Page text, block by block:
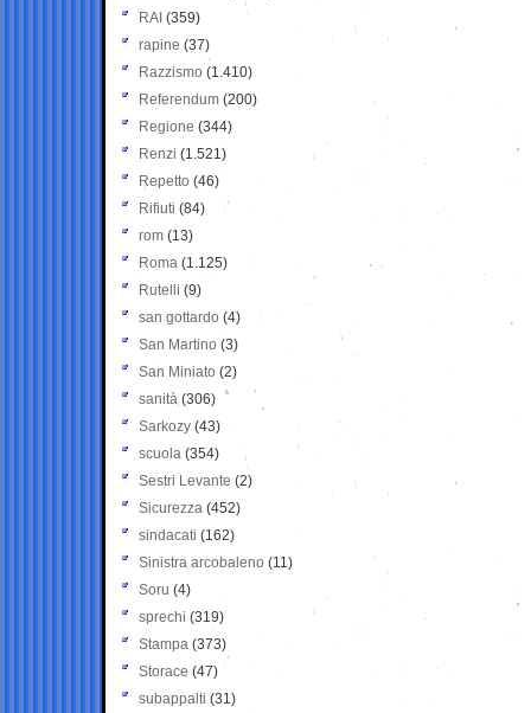
RAI (359)
rapine (37)
Razzismo (1.410)
Referendum (200)
Regione (344)
Renzi (1.521)
Repetto (46)
Rifiuti (84)
rom (13)
Roma (1.125)
Rutelli (9)
san gottardo (4)
San Martino (3)
San Miniato (2)
sanità (306)
Sarkozy (43)
scuola (354)
Sestri Levante (2)
Sicurezza (452)
sindacati (162)
Sinistra arcobaleno (11)
Soru (4)
sprechi (319)
Stampa (373)
Storace (47)
subappalti (31)